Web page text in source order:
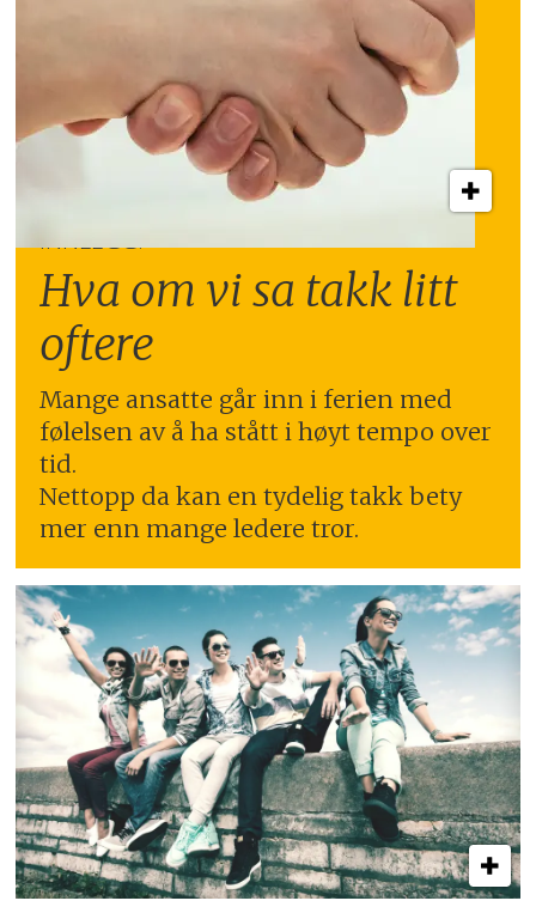
INNLEGG:
Hva om vi sa takk litt
oftere
Mange ansatte går inn i ferien med
følelsen av å ha stått i høyt tempo over
tid.
Nettopp da kan en tydelig takk bety
mer enn mange ledere tror.